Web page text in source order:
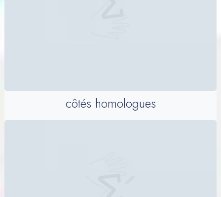
côtés homologues